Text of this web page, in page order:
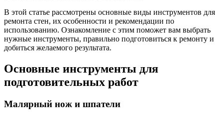
В этой статье рассмотрены основные виды инструментов для
ремонта стен, их особенности и рекомендации по
использованию. Ознакомление с этим поможет вам выбрать
нужные инструменты, правильно подготовиться к ремонту и
добиться желаемого результата.
Основные инструменты для
подготовительных работ
Малярный нож и шпатели